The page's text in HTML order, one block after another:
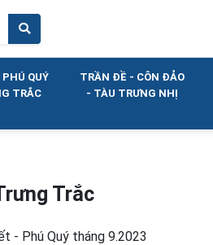
QUÝ
TRẮC
TRẦN ĐỀ - CÔN ĐẢO
- TÀU TRƯNG NHỊ
Trắc
- Phú Quý tháng 9.2023